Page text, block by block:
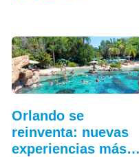
Orlando se
reinventa: nuevas
experiencias más